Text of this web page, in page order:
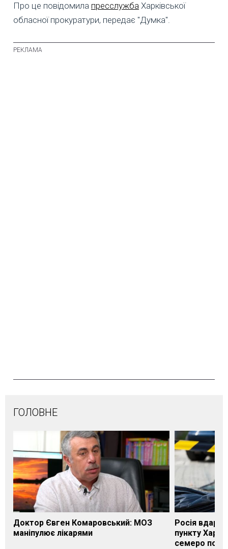
Про це повідомила пресслужба Харківської
обласної прокуратури, передає "Думка".
ГОЛОВНЕ
Доктор Євген Комаровський: МОЗ
маніпулює лікарями
Росія
пункту
семеро